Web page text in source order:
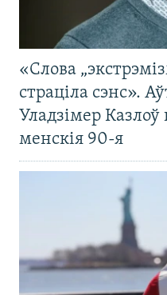
«Слова
страціла сэнс».
Уладзімер
менскія 90-я